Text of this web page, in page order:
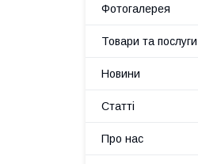
Фотогалерея
Товари та послуги
Новини
Статті
Про нас